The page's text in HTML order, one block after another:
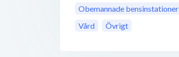
Obemannade bensinstationer
Vård
Övrigt